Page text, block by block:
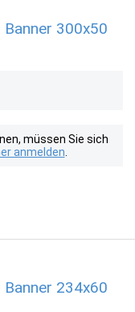
300x50
müssen Sie sich
anmelden
234x60